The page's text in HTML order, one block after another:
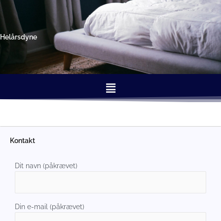
Gå
til
indholdet
Helårsdyne
Menu
Kontakt
Dit navn (påkrævet)
Din e-mail (påkrævet)